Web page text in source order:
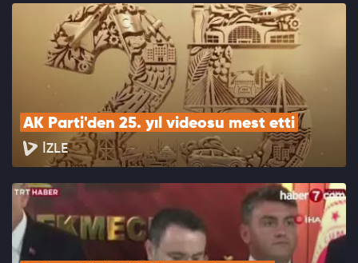
AK Parti'den 25. yıl videosu mest etti
İZLE